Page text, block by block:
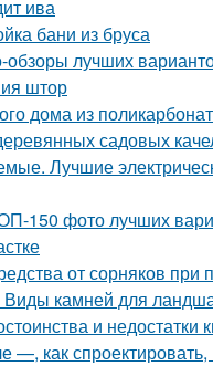
ива
бани из бруса
лучших
штор
дома из
садовых
Лучшие
150 фото лучших
от сорняков при
камней для
и недостатки
как спроектировать,